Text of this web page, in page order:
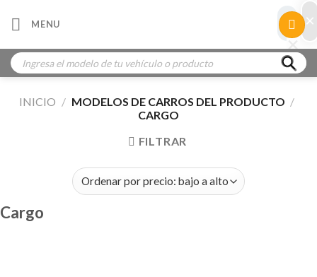
MENU
Búsqueda
de
productos
INICIO / MODELOS DE CARROS DEL PRODUCTO /
CARGO
FILTRAR
Cargo
×
×
×
×